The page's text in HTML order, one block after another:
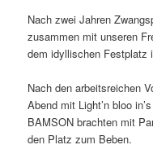
Nach zwei Jahren
zusammen mit unseren
dem idyllischen Festplatz
Nach den arbeitsreichen
Abend mit Light’n bloo
BAMSON brachten mit
den Platz zum Beben.